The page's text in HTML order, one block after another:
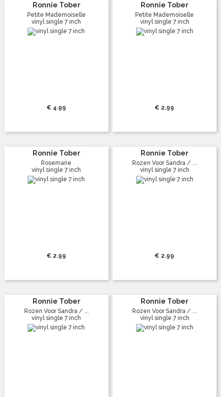
Ronnie Tober
Petite Mademoiselle
vinyl single 7 inch
€ 4.99
Ronnie Tober
Petite Mademoiselle
vinyl single 7 inch
€ 2.99
Ronnie Tober
Rosemarie
vinyl single 7 inch
€ 2.99
Ronnie Tober
Rozen Voor Sandra / ...
vinyl single 7 inch
€ 2.99
Ronnie Tober
Rozen Voor Sandra / ...
vinyl single 7 inch
Ronnie Tober
Rozen Voor Sandra / ...
vinyl single 7 inch